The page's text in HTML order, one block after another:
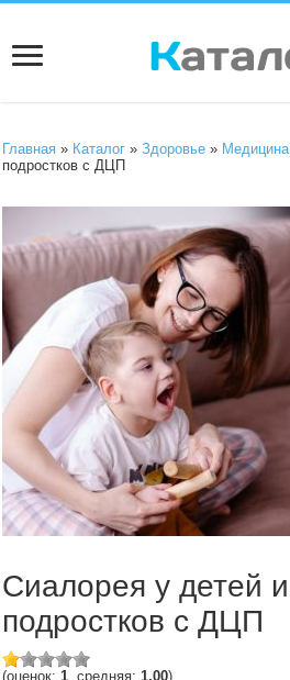
Главная » Каталог »Здоровье » Медицина
подростков с ДЦП
Сиалорея у детей и
подростков с ДЦП
(оценок:1, средняя:1,00)